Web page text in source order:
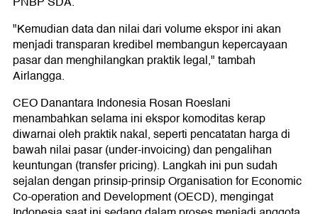
"Kemudian data dan nilai dari volume ekspor ini akan
menjadi transparan kredibel membangun kepercayaan
pasar dan menghilangkan praktik legal," tambah
Airlangga.
CEO Danantara Indonesia Rosan Roeslani
menambahkan selama ini ekspor komoditas kerap
diwarnai oleh praktik nakal, seperti pencatatan harga di
bawah nilai pasar (under-invoicing) dan pengalihan
keuntungan (transfer pricing). Langkah ini pun sudah
sejalan dengan prinsip-prinsip Organisation for Economic
Co-operation and Development (OECD), mengingat